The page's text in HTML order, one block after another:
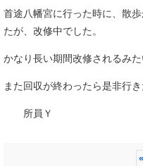
首途八幡宮に行った時に、散
たが、改修中でした。
かなり長い期間改修されるみた
また回収が終わったら是非行き
所員Ｙ
«